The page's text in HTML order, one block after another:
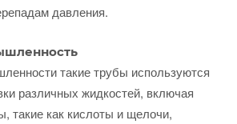
давления.
такие трубы используются
различных жидкостей, включая
такие как кислоты и щелочи,